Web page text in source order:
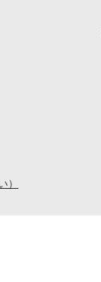
）